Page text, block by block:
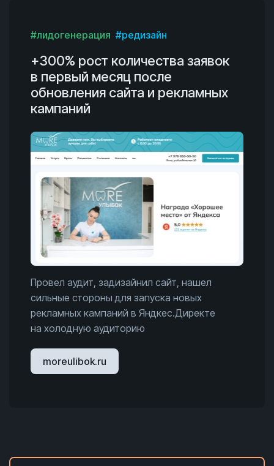
#лидогенерация #редизайн
+300% рост количества заявок
в первый месяц после
обновления сайта и рекламных
кампаний
Провел аудит, задизайнил сайт, нашел
сильные стороны для запуска новых
рекламных кампаний в Яндкес.Директе
на холодную аудиторию
moreulibok.ru